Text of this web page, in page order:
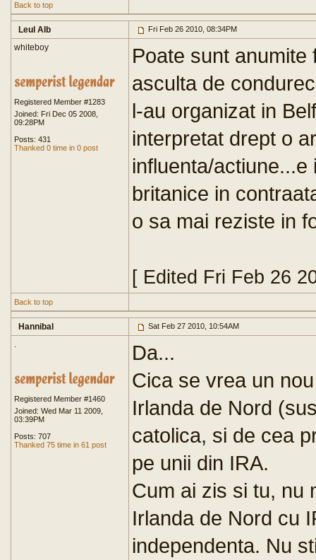
Back to top
Leul Alb Fri Feb 26 2010, 08:34PM
whiteboy
Registered Member #1283
Joined: Fri Dec 05 2008,
09:28PM
Posts: 431
Thanked 0 time in 0 post
Poate sunt anumite
asculta de
l-au organizat in
interpretat drept o
influenta/
britanice in
o sa mai reziste in
[ Edited Fri Feb 26
Back to top
Hannibal Sat Feb 27 2010, 10:54AM
.
Registered Member #1460
Joined: Wed Mar 11 2009,
03:39PM
Posts: 707
Thanked 75 time in 61 post
Da...
Cica se vrea un
Irlanda de Nord
catolica, si de cea
pe unii din IRA.
Cum ai zis si tu, nu
Irlanda de Nord cu
independenta. Nu